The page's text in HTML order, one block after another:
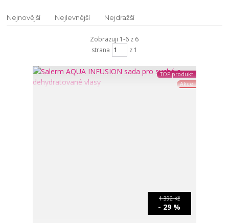
Nejnovější Nejlevnější Nejdražší
Zobrazuji 1-6 z 6
strana
z 1
TOP produkt
Akce
1 392 Kč
- 29 %